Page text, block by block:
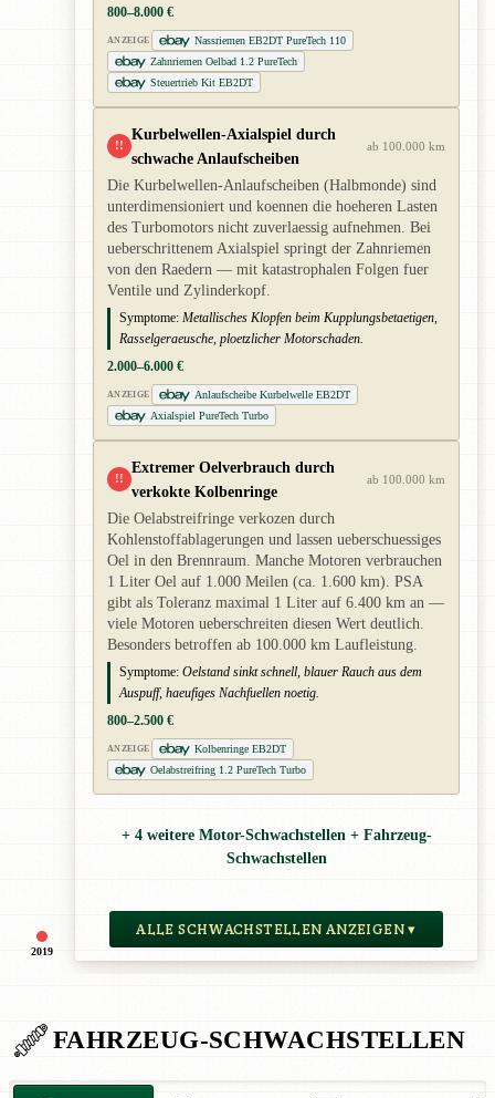
2019
800–8.000 €
ANZEIGE
Nassriemen EB2DT PureTech 110
Zahnriemen Oelbad 1.2 PureTech
Steuertrieb Kit EB2DT
!!
Kurbelwellen-Axialspiel durch
schwache Anlaufscheiben
ab 100.000 km
Die Kurbelwellen-Anlaufscheiben (Halbmonde) sind
unterdimensioniert und koennen die hoeheren Lasten
des Turbomotors nicht zuverlaessig aufnehmen. Bei
ueberschrittenem Axialspiel springt der Zahnriemen
von den Raedern — mit katastrophalen Folgen fuer
Ventile und Zylinderkopf.
Symptome: Metallisches Klopfen beim Kupplungsbetaetigen,
Rasselgeraeusche, ploetzlicher Motorschaden.
2.000–6.000 €
ANZEIGE
Anlaufscheibe Kurbelwelle EB2DT
Axialspiel PureTech Turbo
!!
Extremer Oelverbrauch durch
verkokte Kolbenringe
ab 100.000 km
Die Oelabstreifringe verkozen durch
Kohlenstoffablagerungen und lassen ueberschuessiges
Oel in den Brennraum. Manche Motoren verbrauchen
1 Liter Oel auf 1.000 Meilen (ca. 1.600 km). PSA
gibt als Toleranz maximal 1 Liter auf 6.400 km an —
viele Motoren ueberschreiten diesen Wert deutlich.
Besonders betroffen ab 100.000 km Laufleistung.
Symptome: Oelstand sinkt schnell, blauer Rauch aus dem
Auspuff, haeufiges Nachfuellen noetig.
800–2.500 €
ANZEIGE
Kolbenringe EB2DT
Oelabstreifring 1.2 PureTech Turbo
+ 4 weitere Motor-Schwachstellen + Fahrzeug-
Schwachstellen
ALLE SCHWACHSTELLEN ANZEIGEN ▾
FAHRZEUG-SCHWACHSTELLEN